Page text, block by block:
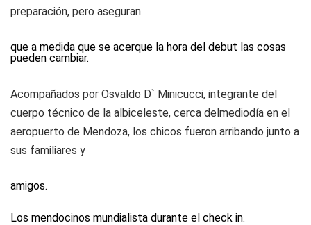
preparación, pero aseguran
que a medida que se acerque la hora del debut las cosas
pueden cambiar.
Acompañados por Osvaldo D` Minicucci, integrante del
cuerpo técnico de la albiceleste, cerca delmediodía en el
aeropuerto de Mendoza, los chicos fueron arribando junto a
sus familiares y
amigos.
Los mendocinos mundialista durante el check in.